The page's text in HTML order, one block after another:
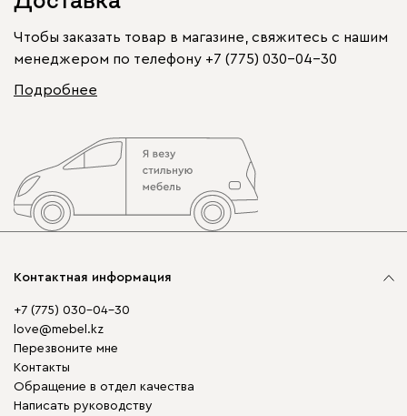
Чтобы заказать товар в магазине, свяжитесь с нашим
менеджером по телефону +7 (775) 030-04-30
Подробнее
Контактная информация
+7 (775) 030-04-30
love@mebel.kz
Перезвоните мне
Контакты
Обращение в отдел качества
Написать руководству